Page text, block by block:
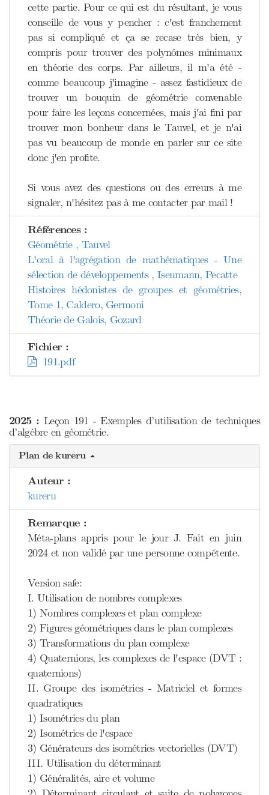
cette partie. Pour ce qui est du résultant, je vous
conseille de vous y pencher : c'est franchement
pas si compliqué et ça se recase très bien, y
compris pour trouver des polynômes minimaux
en théorie des corps. Par ailleurs, il m'a été -
comme beaucoup j'imagine - assez fastidieux de
trouver un bouquin de géométrie convenable
pour faire les leçons concernées, mais j'ai fini par
trouver mon bonheur dans le Tauvel, et je n'ai
pas vu beaucoup de monde en parler sur ce site
donc j'en profite.
Si vous avez des questions ou des erreurs à me
signaler, n'hésitez pas à me contacter par mail !
Références :
Géométrie , Tauvel
L'oral à l'agrégation de mathématiques - Une
sélection de développements , Isenmann, Pecatte
Histoires hédonistes de groupes et géométries,
Tome 1, Caldero, Germoni
Théorie de Galois, Gozard
Fichier :
191.pdf
2025 : Leçon 191 - Exemples d’utilisation de techniques
d’algèbre en géométrie.
Plan de kureru
Auteur :
kureru
Remarque :
Méta-plans appris pour le jour J. Fait en juin
2024 et non validé par une personne compétente.
Version safe:
I. Utilisation de nombres complexes
1) Nombres complexes et plan complexe
2) Figures géométriques dans le plan complexes
3) Transformations du plan complexe
4) Quaternions, les complexes de l'espace (DVT :
quaternions)
II. Groupe des isométries - Matriciel et formes
quadratiques
1) Isométries du plan
2) Isométries de l'espace
3) Générateurs des isométries vectorielles (DVT)
III. Utilisation du déterminant
1) Généralités, aire et volume